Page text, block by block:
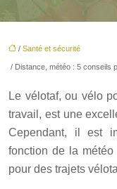
/ Santé et sécurité
/ Distance, météo : 5 conseils
Le vélotaf, ou vélo
travail, est une
Cependant, il est
fonction de la
pour des trajets